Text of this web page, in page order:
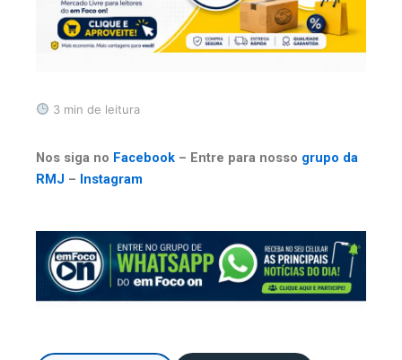
3 min de leitura
Nos siga no Facebook – Entre para nosso grupo da
RMJ – Instagram